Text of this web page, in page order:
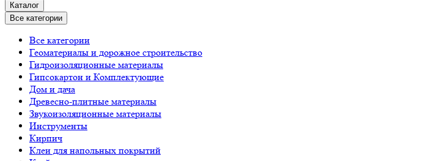
Каталог
Все категории
Все категории
Геоматериалы и дорожное строительство
Гидроизоляционные материалы
Гипсокартон и Комплектующие
Дом и дача
Древесно-плитные материалы
Звукоизоляционные материалы
Инструменты
Кирпич
Клеи для напольных покрытий